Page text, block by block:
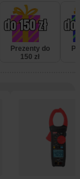
Prezenty do
150 zł